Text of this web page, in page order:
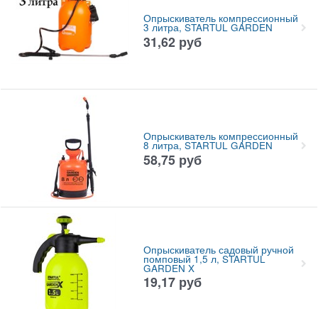
Опрыскиватель компрессионный
3 литра, STARTUL GARDEN
31,62 руб
Опрыскиватель компрессионный
8 литра, STARTUL GARDEN
58,75 руб
Опрыскиватель садовый ручной
помповый 1,5 л, STARTUL
GARDEN X
19,17 руб